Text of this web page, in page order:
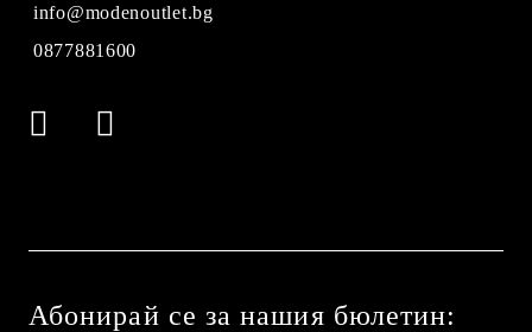
info@modenoutlet.bg
0877881600
Абонирай се за нашия бюлетин: